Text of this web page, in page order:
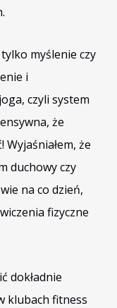
myślenie czy
i
czyli system
że
że
duchowy czy
na co dzień,
fizyczne
dokładnie
klubach fitness